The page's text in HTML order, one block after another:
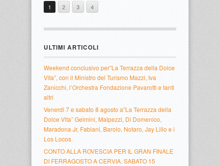
1 2 3 4
ULTIMI ARTICOLI
Weekend conclusivo per”La Terrazza della Dolce
Vita”, con il Ministro del Turismo Mazzi, Iva
Zanicchi, l’Orchestra Fondazione Pavarotti e tanti
altri
Venerdì 7 e sabato 8 agosto a”La Terrazza della
Dolce Vita” Gelmini, Malpezzi, Di Domenico,
Maradona Jr, Fabiani, Barolo, Notaro, Jay Lillo e i
Los Locos
CONTO ALLA ROVESCIA PER IL GRAN FINALE
DI FERRAGOSTO A CERVIA. SABATO 15